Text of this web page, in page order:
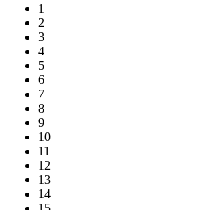
1
2
3
4
5
6
7
8
9
10
11
12
13
14